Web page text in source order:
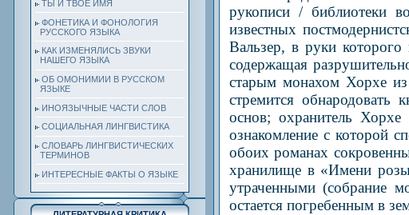
ТЫ И ТВОЕ ИМЯ
ФОНЕТИКА И ФОНОЛОГИЯ
РУССКОГО ЯЗЫКА
КАК ИЗМЕНЯЛИСЬ ЗВУКИ
НАШЕГО ЯЗЫКА
ОБ ОМОНИМИИ В РУССКОМ
ЯЗЫКЕ
ИНОЯЗЫЧНЫЕ ЧАСТИ СЛОВ
СОЦИАЛЬНАЯ ЛИНГВИСТИКА
СЛОВАРЬ ЛИНГВИСТИЧЕСКИХ
ТЕРМИНОВ
ИНТЕРЕСНЫЕ ФАКТЫ О ЯЗЫКЕ
рукописи / библиотеки
известных
Вальзер, в руки
содержащая
старым монахом Хорхе
стремится
основ; охранитель
ознакомление с которой
обоих романах
хранилище в «Имени
утраченными (собрание
остается погребенным в